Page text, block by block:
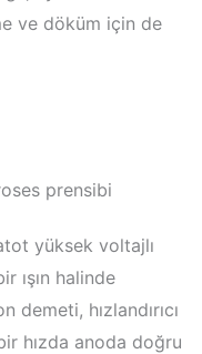
ve döküm için de
prensibi
yüksek voltajlı
ışın halinde
hızlandırıcı
hızda anoda doğru